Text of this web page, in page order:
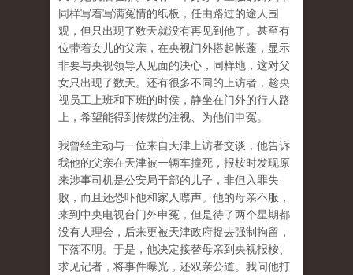
同样写着写满冤情的纸板，任由路过的途人围
观，但只出现了数天就没有再见到他了。甚至有
位带着女儿的父亲，在央视门外搭起帐蓬，显示
非要与央视领导人见面的决心，同样地，这对父
女只出现了数天。还有很多不同的上访者，趁央
视员工上班和下班的时侯，静坐在门外的行人路
上，希望能得到传媒的注视、为他们申冤。
我曾经主动与一位来自天津上访者交谈，他告诉
我他的父亲在天津被一辆车撞死，报桉时发现原
来涉事司机是公安局干部的儿子，非但入罪失
败，而且还恐吓他和家人噤声。他的母亲不服，
来到中央电视台门外申冤，但是待了两个星期都
没有人理会，后来更被天津政府捉去强制拘留，
下落不明。于是，他决定接替母亲到央视报桉、
求见记者，将事件曝光，还双亲公道。我问他打